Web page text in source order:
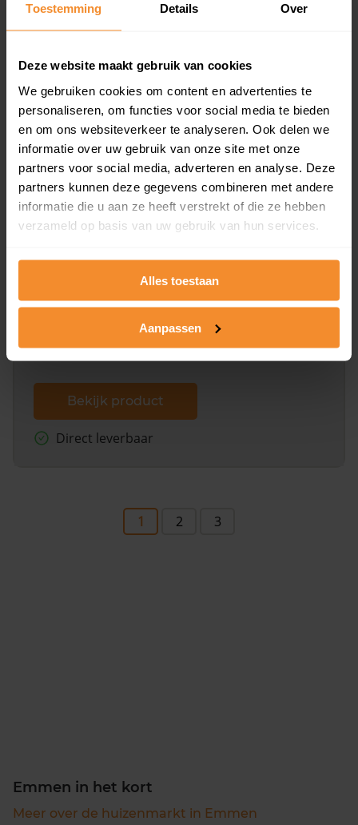
Toestemming Details Over
Deze website maakt gebruik van cookies
We gebruiken cookies om content en advertenties te
personaliseren, om functies voor social media te bieden
en om ons websiteverkeer te analyseren. Ook delen we
informatie over uw gebruik van onze site met onze
partners voor social media, adverteren en analyse. Deze
partners kunnen deze gegevens combineren met andere
informatie die u aan ze heeft verstrekt of die ze hebben
verzameld op basis van uw gebruik van hun services.
Alles toestaan
Aanpassen
en koopdatum) binnen een postcodegebied. Dit
inclusief een jaar lang gratis updates van nieuwe
Bekijk product
Direct leverbaar
Kadastrale kaart pakket
Alleen globale ligging perceel
omliggende percelen met de kadastrale erfgrenzen,
dit inclusief de luchtfoto!
Bekijk product
Direct leverbaar
1 2 3
Emmen in het kort
Meer over de huizenmarkt in Emmen